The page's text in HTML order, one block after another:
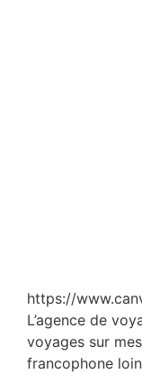
https://
L’agence de
voyages sur
francophone